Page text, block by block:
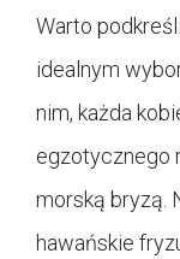
Warto
idealnym
nim, każda
egzotycznego
morską bryzą.
hawańskie